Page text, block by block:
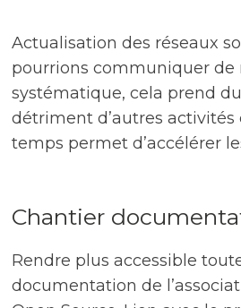
Actualisation des réseaux
pourrions communiquer de
systématique, cela prend
détriment d’autres
temps permet d’accélérer
Chantier
Rendre plus accessible
documentation de